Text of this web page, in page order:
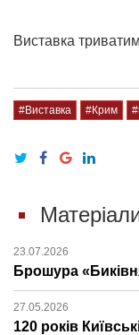
Виставка
#Виставка #Крим
23.07.2026
Брошура
27.05.2026
120 років